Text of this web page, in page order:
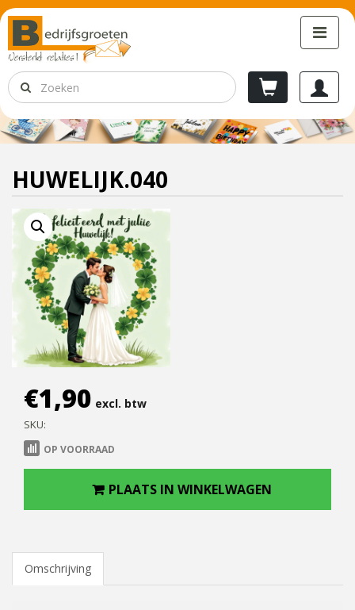
HUWELIJK.040
€1,90 excl. btw
SKU:
OP VOORRAAD
PLAATS IN WINKELWAGEN
Omschrijving